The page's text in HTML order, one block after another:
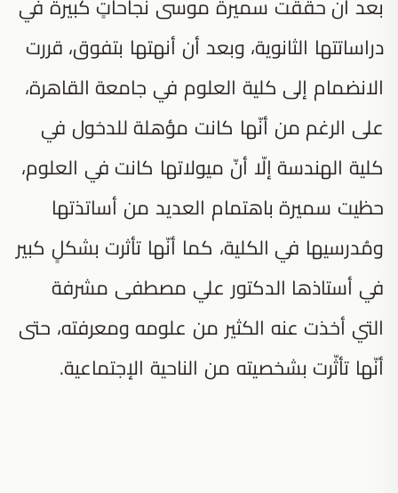
دراساتتها الثانوية، وبعد أن أنهتها بتفوق، قررت
الانضمام إلى كلية العلوم في جامعة القاهرة،
على الرغم من أنّها كانت مؤهلة للدخول في
كلية الهندسة إلّا أنّ ميولاتها كانت في العلوم،
حظيت سميرة باهتمام العديد من أساتذتها
ومُدرسيها في الكلية، كما أنّها تأثرت بشكلٍ كبير
في أستاذها الدكتور علي مصطفى مشرفة
التي أخذت عنه الكثير من علومه ومعرفته، حتى
أنّها تأثّرت بشخصيته من الناحية الإجتماعية.